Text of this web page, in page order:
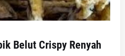
Belut Crispy Renyah